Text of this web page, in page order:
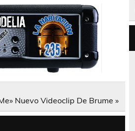
Nuevo Videoclip De Brume »